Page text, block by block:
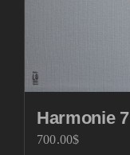
Harmonie 7
700.00$